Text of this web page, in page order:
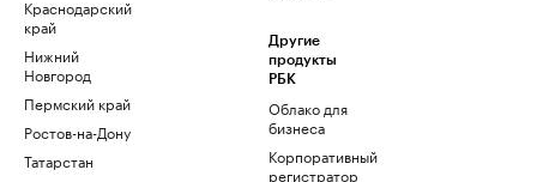
Краснодарский
край
Нижний
Новгород
Пермский край
Ростов-на-Дону
Татарстан
Другие
продукты
РБК
Облако для
бизнеса
Корпоративный
регистратор